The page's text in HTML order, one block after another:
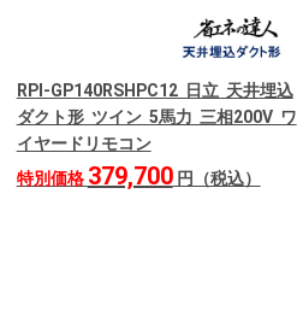
RPI-GP140RSHPC12 日立 天井埋込
ダクト形 ツイン 5馬力 三相200V ワ
イヤードリモコン
特別価格 379,700円（税込）